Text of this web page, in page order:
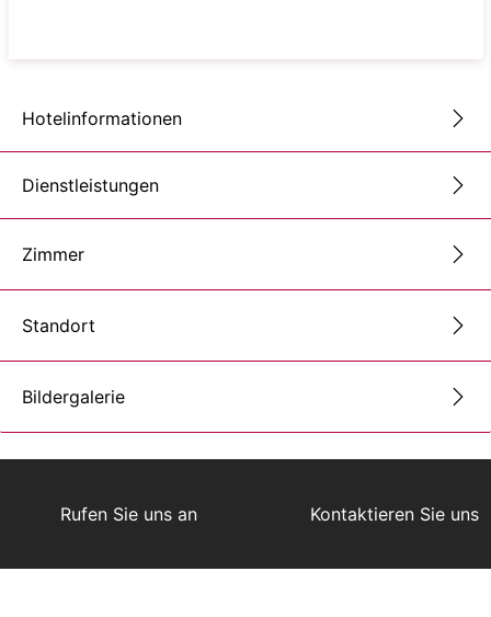
Hotelinformationen
Dienstleistungen
Zimmer
Standort
Bildergalerie
Rufen Sie uns an Kontaktieren Sie uns